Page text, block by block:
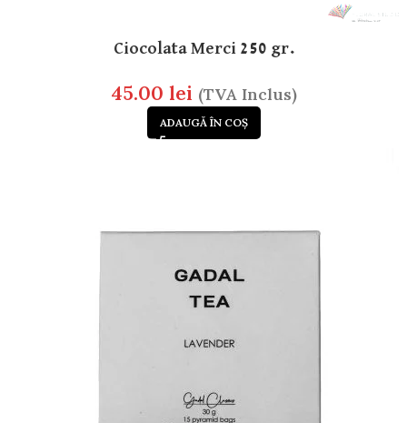
Ciocolata Merci 250 gr.
45.00 lei (TVA Inclus)
ADAUGĂ ÎN COȘ